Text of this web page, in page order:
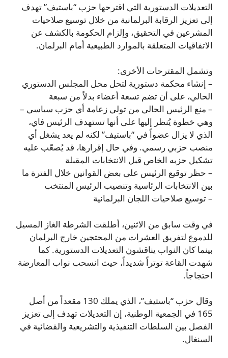
التعديلات الدستورية التي اقترحها حزب “باستيف” تهدف
إلى تعزيز الرقابة البرلمانية من خلال توسيع صلاحيات
المشرعين في التحقيق، وإلزام الحكومة بالكشف عن
الاتفاقيات المتعلقة بالموارد الطبيعية أمام البرلمان.
وتشمل المقترحات الأخرى:
– إنشاء محكمة دستورية لتحل محل المجلس الدستوري
الحالي، على أن تضم تسعة أعضاء بدلاً من سبعة
– منع الرئيس الحالي من تولي زعامة أي حزب سياسي –
وهي خطوة يُنظر إليها على أنها تستهدف الرئيس فاي،
الذي لا يزال عضواً في “باستيف” لكنه لم يعد يشغل أي
منصب حزبي رسمي. وفي حال إقرارها، قد يُصعّب عليه
تشكيل حزبه الخاص قبل الانتخابات المقبلة
– حظر توقيع الرئيس على بعض القوانين خلال الفترة ما
بين الانتخابات الرئاسية وتنصيب الرئيس المنتخب
– توسيع صلاحيات اللجان البرلمانية
في وقت سابق من الاثنين، أطلقت الشرطة الغاز المسيل
للدموع لتفريق العشرات من المحتجين خارج البرلمان
بينما كان النواب يناقشون التعديلات الدستورية. كما
شهدت القاعة توتراً شديداً، حيث انسحب نواب المعارضة
احتجاجاً.
وقال حزب “باستيف”، الذي يملك 130 مقعداً من أصل
165 في الجمعية الوطنية، إن التعديلات تهدف إلى تعزيز
الفصل بين السلطات التنفيذية والتشريعية والقضائية في
السنغال.